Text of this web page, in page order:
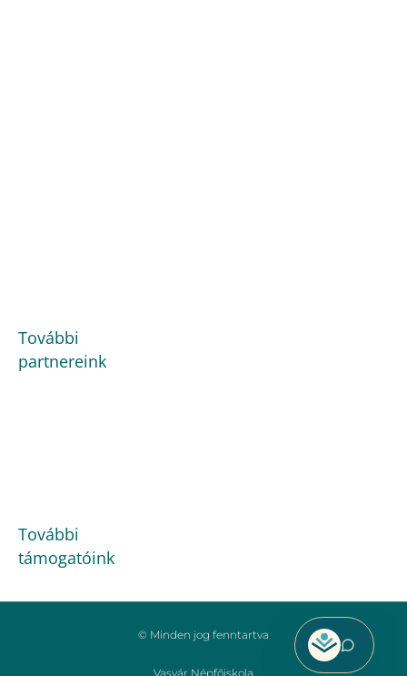
További
partnereink
További
támogatóink
© Minden jog fenntartva
Vasvár Népfőiskola